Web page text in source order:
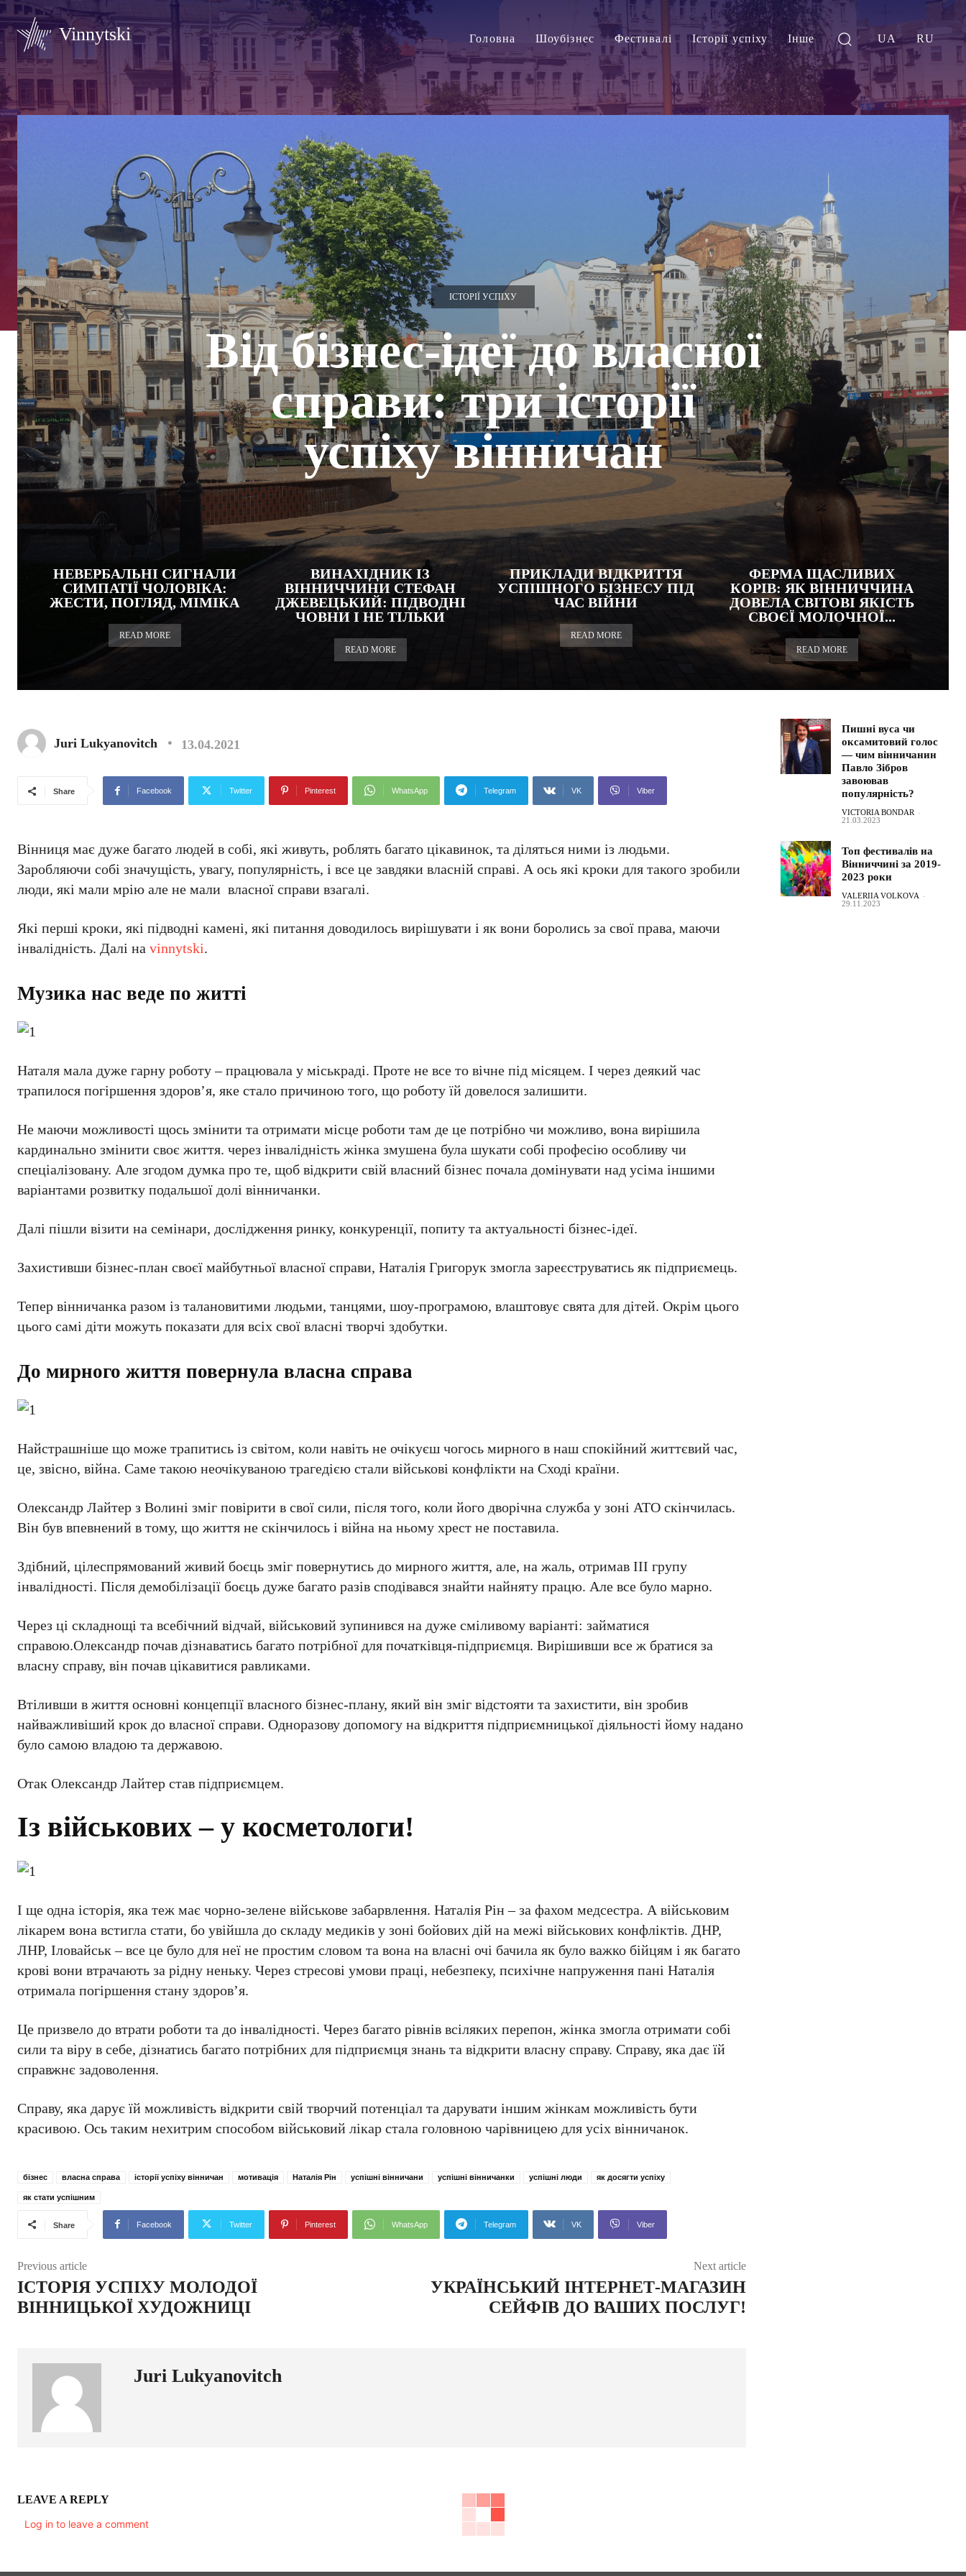
Vinnytski Головна Шоубізнес Фестивалі Історії успіху Інше UA RU
ІСТОРІЇ УСПІХУ
Від бізнес-ідеї до власної
справи: три історії
успіху вінничан
НЕВЕРБАЛЬНІ СИГНАЛИ
СИМПАТІЇ ЧОЛОВІКА:
ЖЕСТИ, ПОГЛЯД, МІМІКА
READ MORE
ВИНАХІДНИК ІЗ
ВІННИЧЧИНИ СТЕФАН
ДЖЕВЕЦЬКИЙ: ПІДВОДНІ
ЧОВНИ І НЕ ТІЛЬКИ
READ MORE
ПРИКЛАДИ ВІДКРИТТЯ
УСПІШНОГО БІЗНЕСУ ПІД
ЧАС ВІЙНИ
READ MORE
ФЕРМА ЩАСЛИВИХ
КОРІВ: ЯК ВІННИЧЧИНА
ДОВЕЛА СВІТОВІ ЯКІСТЬ
СВОЄЇ МОЛОЧНОЇ...
READ MORE
Juri Lukyanovitch 13.04.2021
Share Facebook Twitter Pinterest WhatsApp Telegram VK Viber
Вінниця має дуже багато людей в собі, які живуть, роблять багато цікавинок, та діляться ними із людьми.
Заробляючи собі значущість, увагу, популярність, і все це завдяки власній справі. А ось які кроки для такого зробили
люди, які мали мрію але не мали власної справи взагалі.
Які перші кроки, які підводні камені, які питання доводилось вирішувати і як вони боролись за свої права, маючи
інвалідність. Далі на vinnytski.
Музика нас веде по житті
Наталя мала дуже гарну роботу – працювала у міськраді. Проте не все то вічне під місяцем. І через деякий час
трапилося погіршення здоров’я, яке стало причиною того, що роботу їй довелося залишити.
Не маючи можливості щось змінити та отримати місце роботи там де це потрібно чи можливо, вона вирішила
кардинально змінити своє життя. через інвалідність жінка змушена була шукати собі професію особливу чи
спеціалізовану. Але згодом думка про те, щоб відкрити свій власний бізнес почала домінувати над усіма іншими
варіантами розвитку подальшої долі вінничанки.
Далі пішли візити на семінари, дослідження ринку, конкуренції, попиту та актуальності бізнес-ідеї.
Захистивши бізнес-план своєї майбутньої власної справи, Наталія Григорук змогла зареєструватись як підприємець.
Тепер вінничанка разом із талановитими людьми, танцями, шоу-програмою, влаштовує свята для дітей. Окрім цього
цього самі діти можуть показати для всіх свої власні творчі здобутки.
До мирного життя повернула власна справа
Найстрашніше що може трапитись із світом, коли навіть не очікуєш чогось мирного в наш спокійний життєвий час,
це, звісно, війна. Саме такою неочікуваною трагедією стали військові конфлікти на Сході країни.
Олександр Лайтер з Волині зміг повірити в свої сили, після того, коли його дворічна служба у зоні АТО скінчилась.
Він був впевнений в тому, що життя не скінчилось і війна на ньому хрест не поставила.
Здібний, цілеспрямований живий боєць зміг повернутись до мирного життя, але, на жаль, отримав ІІІ групу
інвалідності. Після демобілізації боєць дуже багато разів сподівався знайти найняту працю. Але все було марно.
Через ці складнощі та всебічний відчай, військовий зупинився на дуже сміливому варіанті: займатися
справою.Олександр почав дізнаватись багато потрібної для початківця-підприємця. Вирішивши все ж братися за
власну справу, він почав цікавитися равликами.
Втіливши в життя основні концепції власного бізнес-плану, який він зміг відстояти та захистити, він зробив
найважливіший крок до власної справи. Одноразову допомогу на відкриття підприємницької діяльності йому надано
було самою владою та державою.
Отак Олександр Лайтер став підприємцем.
Із військових – у косметологи!
І ще одна історія, яка теж має чорно-зелене військове забарвлення. Наталія Рін – за фахом медсестра. А військовим
лікарем вона встигла стати, бо увійшла до складу медиків у зоні бойових дій на межі військових конфліктів. ДНР,
ЛНР, Іловайськ – все це було для неї не простим словом та вона на власні очі бачила як було важко бійцям і як багато
крові вони втрачають за рідну неньку. Через стресові умови праці, небезпеку, психічне напруження пані Наталія
отримала погіршення стану здоров’я.
Це призвело до втрати роботи та до інвалідності. Через багато рівнів всіляких перепон, жінка змогла отримати собі
сили та віру в себе, дізнатись багато потрібних для підприємця знань та відкрити власну справу. Справу, яка дає їй
справжнє задоволення.
Справу, яка дарує їй можливість відкрити свій творчий потенціал та дарувати іншим жінкам можливість бути
красивою. Ось таким нехитрим способом військовий лікар стала головною чарівницею для усіх вінничанок.
бізнес власна справа історії успіху вінничан мотивація Наталія Рін успішні вінничани успішні вінничанки успішні люди як досягти успіху
як стати успішним
Share Facebook Twitter Pinterest WhatsApp Telegram VK Viber
Previous article
ІСТОРІЯ УСПІХУ МОЛОДОЇ
ВІННИЦЬКОЇ ХУДОЖНИЦІ
Next article
УКРАЇНСЬКИЙ ІНТЕРНЕТ-МАГАЗИН
СЕЙФІВ ДО ВАШИХ ПОСЛУГ!
Juri Lukyanovitch
LEAVE A REPLY
Log in to leave a comment
Пишні вуса чи
оксамитовий голос
— чим вінничанин
Павло Зібров
завоював
популярність?
VICTORIA BONDAR -
21.03.2023
Топ фестивалів на
Вінниччині за 2019-
2023 роки
VALERIIA VOLKOVA -
29.11.2023